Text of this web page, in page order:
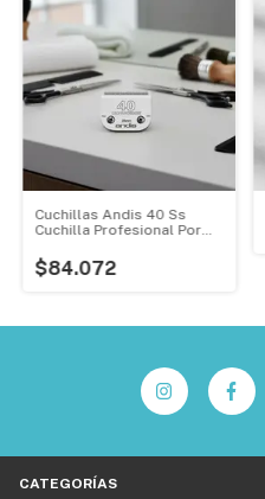
Cuchillas Andis 40 Ss
Cuchilla Profesional Por
$84.072
CATEGORÍAS